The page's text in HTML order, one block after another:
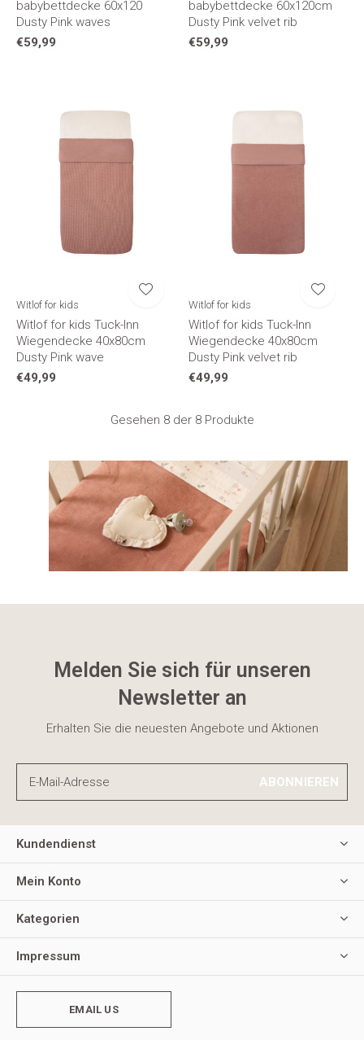
babybettdecke 60x120
Dusty Pink waves
€59,99
babybettdecke 60x120cm
Dusty Pink velvet rib
€59,99
Witlof for kids
Witlof for kids Tuck-Inn
Wiegendecke 40x80cm
Dusty Pink wave
€49,99
Witlof for kids
Witlof for kids Tuck-Inn
Wiegendecke 40x80cm
Dusty Pink velvet rib
€49,99
Gesehen 8 der 8 Produkte
Melden Sie sich für unseren
Newsletter an
Erhalten Sie die neuesten Angebote und Aktionen
ABONNIEREN
Kundendienst
Mein Konto
Kategorien
Impressum
EMAIL US